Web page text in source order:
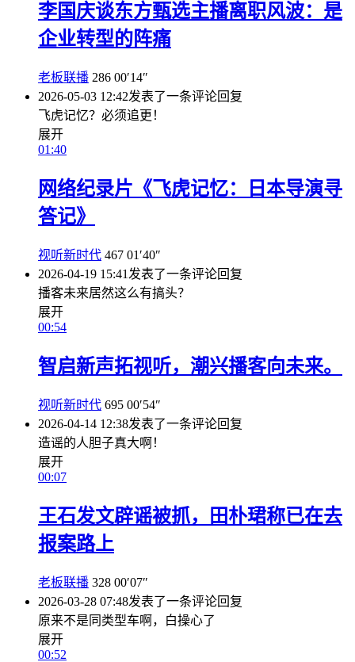
李国庆谈东方甄选主播离职风波：是
企业转型的阵痛
老板联播 286 00′14″
2026-05-03 12:42发表了一条评论回复
飞虎记忆？必须追更！
展开
01:40
网络纪录片《飞虎记忆：日本导演寻
答记》
视听新时代 467 01′40″
2026-04-19 15:41 发表了一条评论回复
播客未来居然这么有搞头？
展开
00:54
智启新声拓视听，潮兴播客向未来。
视听新时代 695 00′54″
2026-04-14 12:38发表了一条评论回复
造谣的人胆子真大啊！
展开
00:07
王石发文辟谣被抓，田朴珺称已在去
报案路上
老板联播 328 00′07″
2026-03-28 07:48发表了一条评论回复
原来不是同类型车啊，白操心了
展开
00:52